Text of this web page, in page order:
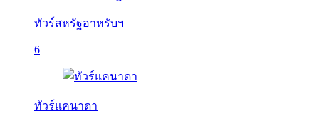
ทัวร์สหรัฐอาหรับฯ
6
ทัวร์แคนาดา